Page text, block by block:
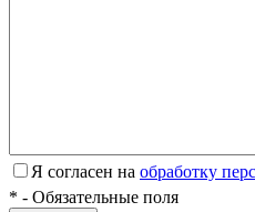
Я согласен на обработку
* - Обязательные поля